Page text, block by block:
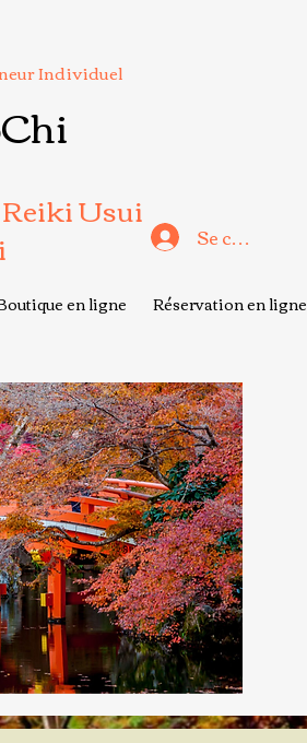
Individuel
Usui
Se connecter
en ligne
Réservation en ligne